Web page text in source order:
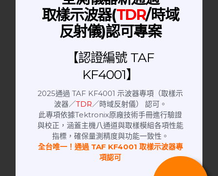
RF shielding box 隔離箱｜白色手動快
取樣示波器(TDR/時域
反射儀)認可專案
【認證編號 TAF
KF4001】
2025通過 TAF KF4001 示波器專項（取樣示
波器／TDR／時域反射儀） 認可。
此專項依據Tektronix原廠技術手冊進行驗證
與校正，涵蓋主機八通道與取樣模組各項性能
指標，確保量測精度與功能一致性。
全台唯一！通過 TAF KF4001 取樣示波器專
項認可